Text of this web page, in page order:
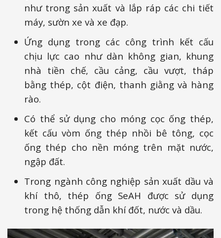
như trong sản xuất và lắp ráp các chi tiết
máy, sườn xe và xe đạp.
Ứng dụng trong các công trình kết cấu
chịu lực cao như dàn không gian, khung
nhà tiền chế, cầu cảng, cầu vượt, tháp
bằng thép, cột điện, thanh giằng và hàng
rào.
Có thể sử dụng cho móng cọc ống thép,
kết cấu vòm ống thép nhồi bê tông, cọc
ống thép cho nền móng trên mặt nước,
ngập đất.
Trong ngành công nghiệp sản xuất dầu và
khí thô, thép ống SeAH được sử dụng
trong hệ thống dẫn khí đốt, nước và dầu.